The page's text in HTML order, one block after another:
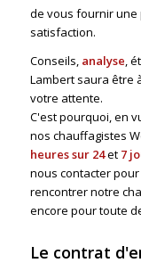
de vous fournir
satisfaction.
Conseils, analyse,
Lambert saura être
votre attente.
C'est pourquoi, en
nos chauffagistes
heures sur 24et 7
nous contacter
rencontrer notre
encore pour toute
Le contrat